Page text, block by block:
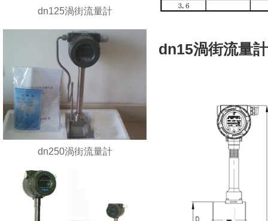
dn125渦街流量計
dn250渦街流量計
dn15渦街流量